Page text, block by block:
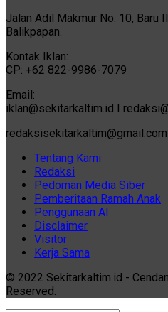
Jalan Adil Makmur No. 10, Baru
Balikpapan.
Kontak Iklan:
CP: +62 822-9986-7079
Email:
iklan@sekitarkaltim.id I
redaksisekitarkaltim@gmail.com
Tentang Kami
Redaksi
Pedoman Media Siber
Pemberitaan Ramah Anak
Penggunaan AI
Disclaimer
Visitor
Kerja Sama
© 2022 Sekitarkaltim.id -
Reserved.